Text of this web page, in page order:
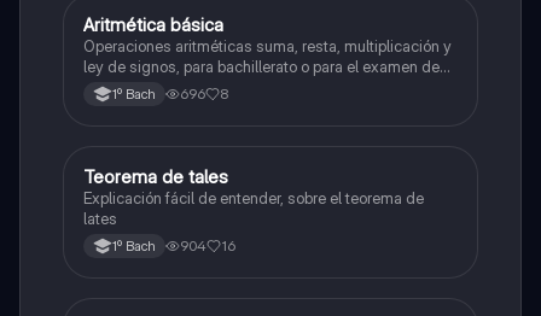
Matemáticas
Aritmética básica
Operaciones aritméticas suma, resta, multiplicación y
ley de signos, para bachillerato o para el examen de
admisión a la universidad
1º Bach 696 8
Matemáticas
Teorema de tales
Explicación fácil de entender, sobre el teorema de
lates
1º Bach 904 16